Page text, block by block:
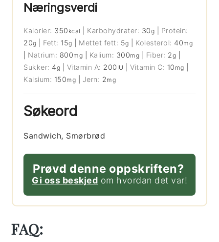
Næringsverdi
Kalorier: 350 kcal Karbohydrater: 30g
Protein:
20g Fett: 15g Mettet fett: 5g Kolesterol: 40mg
Natrium: 800mg Kalium: 300mg Fiber: 2g
Sukker: 4g Vitamin A: 200 IU |Vitamin C: 10 mg
Kalsium: 150mg Jern: 2mg
Søkeord
Sandwich, Smørbrød
Prøvd denne oppskriften?
Gi oss beskjed om hvordan det var!
FAQ: